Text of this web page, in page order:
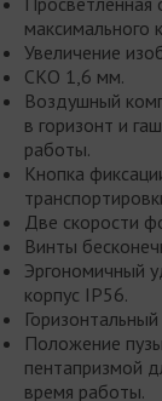
максимального
Увеличение
СКО 1,6 мм.
Воздушный
в горизонт и
работы.
Кнопка
Две скорости
Винты
Эргономичный
корпус IP56.
Положение
пентапризмой
время работы.